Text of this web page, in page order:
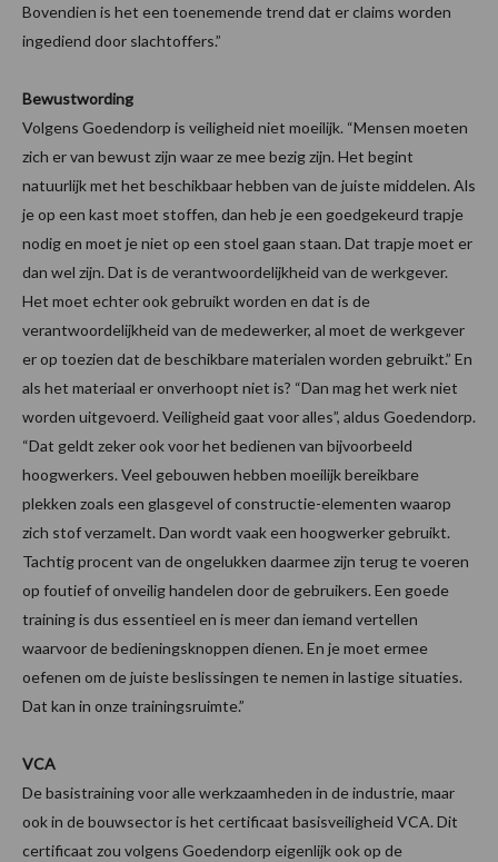
Bovendien is het een toenemende trend dat er claims worden
ingediend door slachtoffers.”
Bewustwording
Volgens Goedendorp is veiligheid niet moeilijk. “Mensen moeten
zich er van bewust zijn waar ze mee bezig zijn. Het begint
natuurlijk met het beschikbaar hebben van de juiste middelen. Als
je op een kast moet stoffen, dan heb je een goedgekeurd trapje
nodig en moet je niet op een stoel gaan staan. Dat trapje moet er
dan wel zijn. Dat is de verantwoordelijkheid van de werkgever.
Het moet echter ook gebruikt worden en dat is de
verantwoordelijkheid van de medewerker, al moet de werkgever
er op toezien dat de beschikbare materialen worden gebruikt.” En
als het materiaal er onverhoopt niet is? “Dan mag het werk niet
worden uitgevoerd. Veiligheid gaat voor alles”, aldus Goedendorp.
“Dat geldt zeker ook voor het bedienen van bijvoorbeeld
hoogwerkers. Veel gebouwen hebben moeilijk bereikbare
plekken zoals een glasgevel of constructie-elementen waarop
zich stof verzamelt. Dan wordt vaak een hoogwerker gebruikt.
Tachtig procent van de ongelukken daarmee zijn terug te voeren
op foutief of onveilig handelen door de gebruikers. Een goede
training is dus essentieel en is meer dan iemand vertellen
waarvoor de bedieningsknoppen dienen. En je moet ermee
oefenen om de juiste beslissingen te nemen in lastige situaties.
Dat kan in onze trainingsruimte.”
VCA
De basistraining voor alle werkzaamheden in de industrie, maar
ook in de bouwsector is het certificaat basisveiligheid VCA. Dit
certificaat zou volgens Goedendorp eigenlijk ook op de